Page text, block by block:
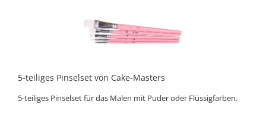
5-teiliges Pinselset von Cake-Masters
5-teiliges Pinselset für das Malen mit Puder oder Flüssigfarben.